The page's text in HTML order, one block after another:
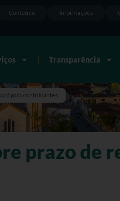
Informações
Conteúdo
Transparência
para contribuintes
prazo de